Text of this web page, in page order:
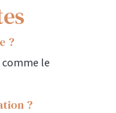
?
comme le
?